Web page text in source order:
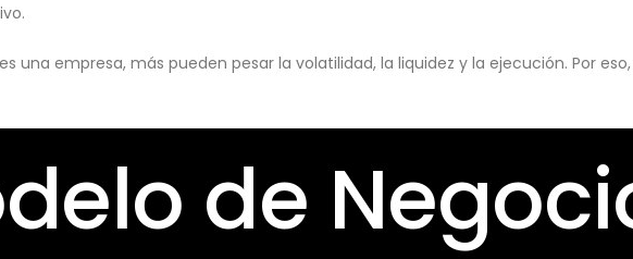
una empresa, más pueden pesar la volatilidad, la liquidez y la ejecución. Por
de